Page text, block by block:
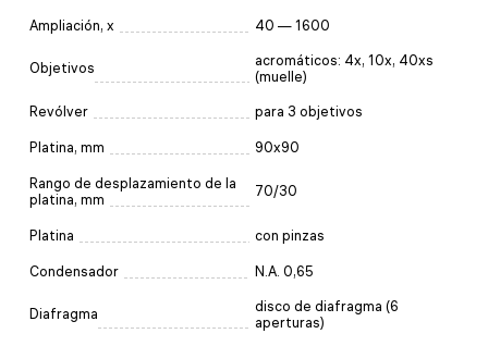
Ampliación, x 40 — 1600
Objetivos
acromáticos: 4x, 10x, 40xs
(muelle)
Revólver para 3 objetivos
Platina, mm 90x90
Rango de desplazamiento de la
platina, mm
70/30
Platina con pinzas
Condensador N.A. 0,65
Diafragma
disco de diafragma (6
aperturas)